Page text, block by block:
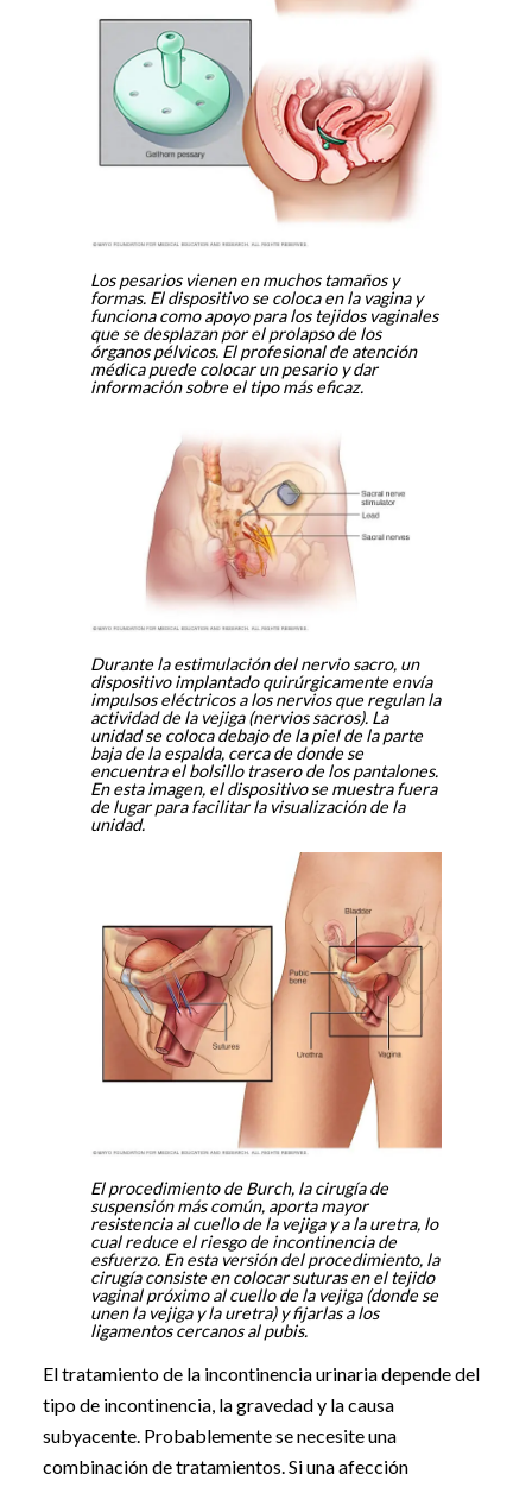
Los pesarios vienen en muchos tamaños y
formas. El dispositivo se coloca en la vagina y
funciona como apoyo para los tejidos vaginales
que se desplazan por el prolapso de los
órganos pélvicos. El profesional de atención
médica puede colocar un pesario y dar
información sobre el tipo más eficaz.
Durante la estimulación del nervio sacro, un
dispositivo implantado quirúrgicamente envía
impulsos eléctricos a los nervios que regulan la
actividad de la vejiga (nervios sacros). La
unidad se coloca debajo de la piel de la parte
baja de la espalda, cerca de donde se
encuentra el bolsillo trasero de los pantalones.
En esta imagen, el dispositivo se muestra fuera
de lugar para facilitar la visualización de la
unidad.
El procedimiento de Burch, la cirugía de
suspensión más común, aporta mayor
resistencia al cuello de la vejiga y a la uretra, lo
cual reduce el riesgo de incontinencia de
esfuerzo. En esta versión del procedimiento, la
cirugía consiste en colocar suturas en el tejido
vaginal próximo al cuello de la vejiga (donde se
unen la vejiga y la uretra) y fijarlas a los
ligamentos cercanos al pubis.
El tratamiento de la incontinencia urinaria depende del
tipo de incontinencia, la gravedad y la causa
subyacente. Probablemente se necesite una
combinación de tratamientos. Si una afección